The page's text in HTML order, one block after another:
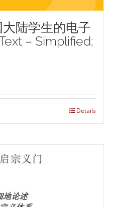
大陆学生的电子
– Simplified;
Details